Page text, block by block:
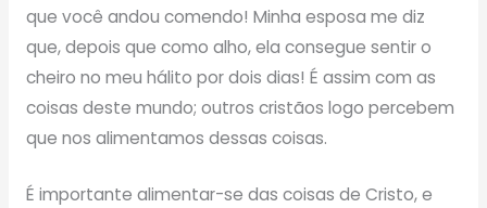
que você andou comendo! Minha esposa me diz
que, depois que como alho, ela consegue sentir o
cheiro no meu hálito por dois dias! É assim com as
coisas deste mundo; outros cristãos logo percebem
que nos alimentamos dessas coisas.
É importante alimentar-se das coisas de Cristo, e